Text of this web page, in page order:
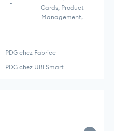
-
Cards, Product
Management,
PDG chez Fabrice
PDG chez UBI Smart